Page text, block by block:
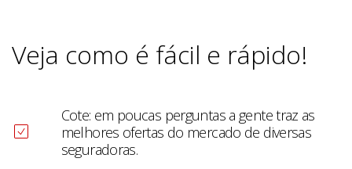
Veja como é fácil e rápido!
Cote: em poucas perguntas a gente traz as
melhores ofertas do mercado de diversas
seguradoras.